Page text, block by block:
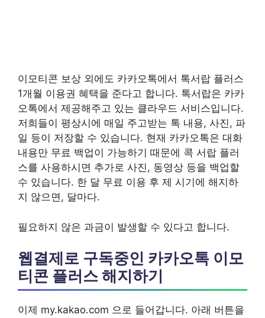
이모티콘 보상 외에도 카카오톡에서 톡서랍 플러스
1개월 이용권 혜택을 준다고 합니다. 톡서랍은 카카
오톡에서 제공해주고 있는 클라우드 서비스입니다.
저희들이 평상시에 매일 주고받는 톡 내용, 사진, 파
일 등이 저장할 수 있습니다. 현재 카카오톡은 대화
내용만 무료 백업이 가능하기 때문에 콕 서랍 플러
스를 사용하시면 추가로 사진, 동영상 등을 백업할
수 있습니다. 한 달 무료 이용 후 제 시기에 해지하
지 않으면, 달마다.
필요하지 않은 과금이 발생할 수 있다고 합니다.
웹결제로 구독중인 카카오톡 이모
티콘 플러스 해지하기
이제 my.kakao.com 으로 들어갑니다. 아래 버튼을